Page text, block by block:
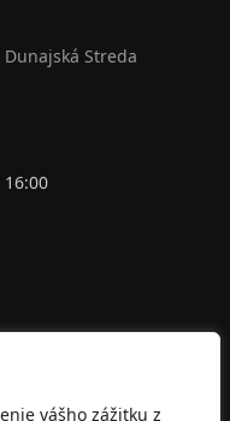
vášho zážitku z
Streda
16:00
vl.č.24953/T